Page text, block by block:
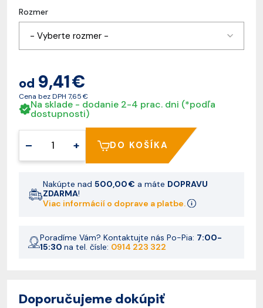
Rozmer
- Vyberte rozmer -
od 9,41 €
Cena bez DPH 7,65 €
Na sklade - dodanie 2-4 prac. dni (*podľa
dostupnosti)
– + DO KOŠÍKA
Nakúpte nad 500,00 € a máte DOPRAVU
ZDARMA!
Viac informácií o doprave a platbe.
Poradíme Vám? Kontaktujte nás Po-Pia: 7:00-
15:30 na tel. čísle: 0914 223 322
Doporučujeme dokúpiť